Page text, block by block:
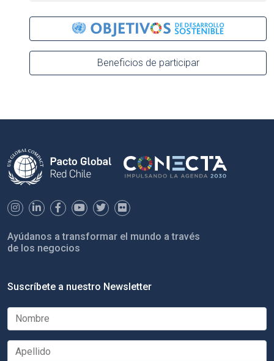
Beneficios de participar
Ayúdanos a transformar el mundo a través
de los negocios
Suscríbete a nuestro Newsletter